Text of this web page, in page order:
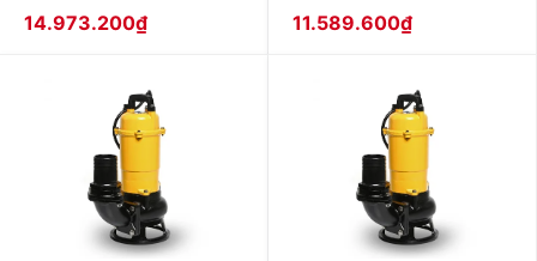
– 50Hz , loại có phao dạng
14.973.200₫
220V – 50Hz , loại có phao
11.589.600₫